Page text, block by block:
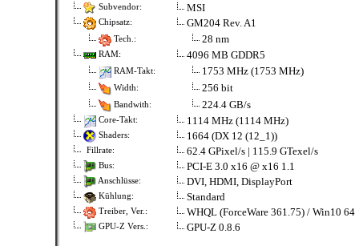
Subvendor: MSI
Chipsatz: GM204 Rev. A1
Tech.: 28 nm
RAM: 4096 MB GDDR5
RAM-Takt: 1753 MHz (1753 MHz)
Width: 256 bit
Bandwith: 224.4 GB/s
Core-Takt: 1114 MHz (1114 MHz)
Shaders: 1664 (DX 12 (12_1))
Fillrate: 62.4 GPixel/s | 115.9 GTexel/s
Bus: PCI-E 3.0 x16 @ x16 1.1
Anschlüsse: DVI, HDMI, DisplayPort
Kühlung: Standard
Treiber, Ver.: WHQL (ForceWare 361.75) / Win10 64
GPU-Z Vers.: GPU-Z 0.8.6